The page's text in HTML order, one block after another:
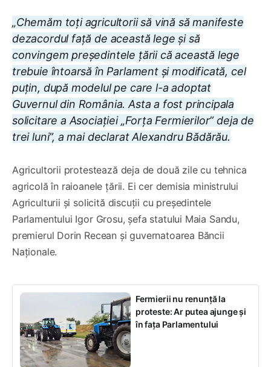
„Chemăm toți agricultorii să vină să manifeste
dezacordul față de această lege și să
convingem președintele țării că această lege
trebuie întoarsă în Parlament și modificată, cel
puțin, după modelul pe care l-a adoptat
Guvernul din România. Asta a fost principala
solicitare a Asociației „Forța Fermierilor” deja de
trei luni”, a mai declarat Alexandru Bădărău.
Agricultorii protestează deja de două zile cu tehnica
agricolă în raioanele țării. Ei cer demisia ministrului
Agriculturii și solicită discuții cu președintele
Parlamentului Igor Grosu, șefa statului Maia Sandu,
premierul Dorin Recean și guvernatoarea Băncii
Naționale.
Fermierii nu renunță la
proteste: Ar putea ajunge și
în fața Parlamentului